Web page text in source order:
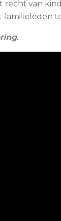
recht van
familieleden